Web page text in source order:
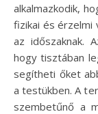
alkalmazkodik,
fizikai és érzelmi
az időszaknak.
hogy tisztában
segítheti őket
a testükben. A
szembetűnő a